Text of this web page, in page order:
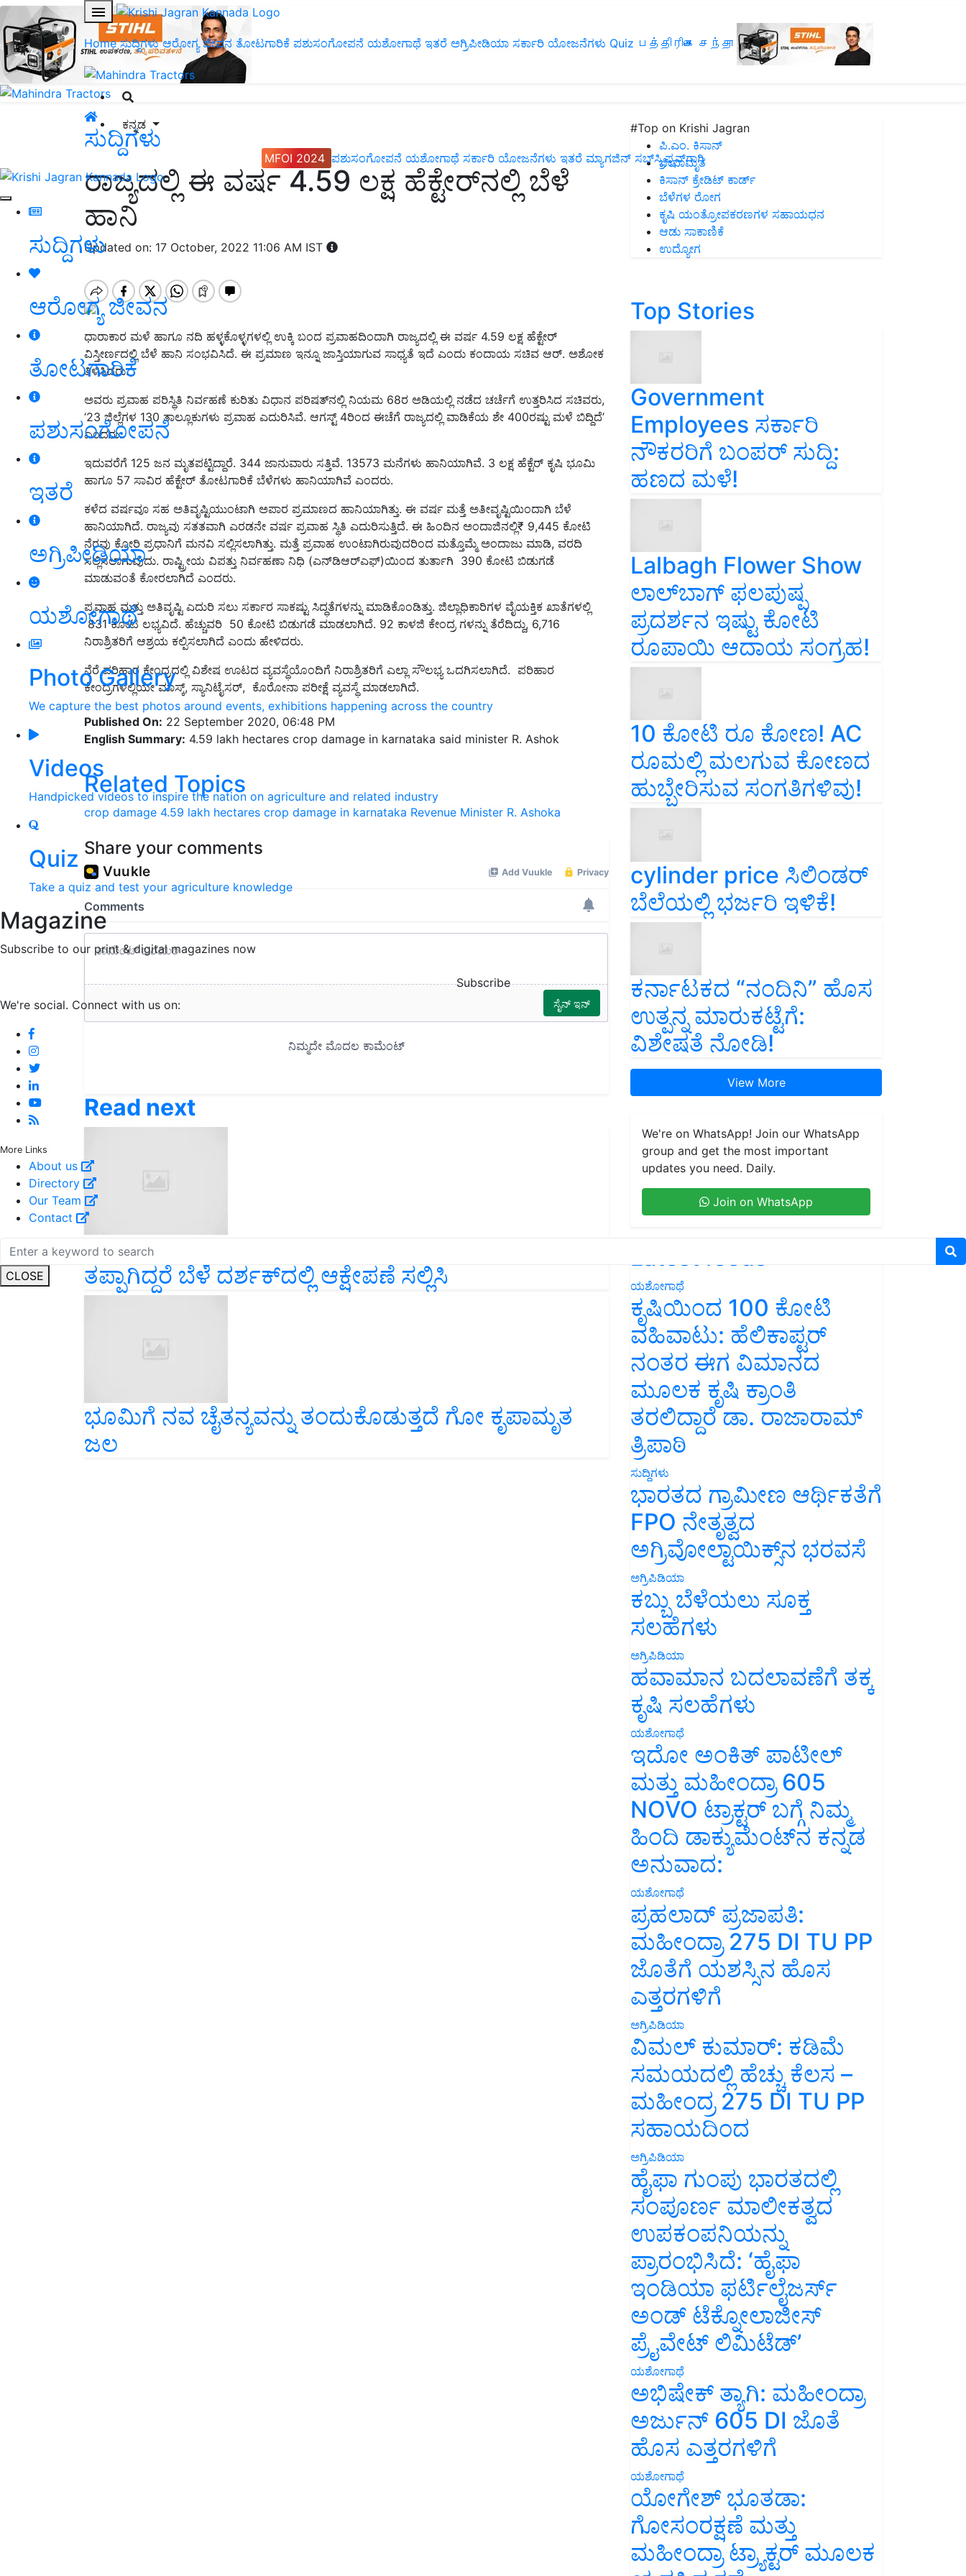
Home ಸುದ್ದಿಗಳು ಆರೋಗ್ಯ ಜೀವನ ತೋಟಗಾರಿಕೆ ಪಶುಸಂಗೋಪನೆ ಯಶೋಗಾಥೆ ಇತರೆ ಅಗ್ರಿಪೀಡಿಯಾ ಸರ್ಕಾರಿ ಯೋಜನೆಗಳು Quiz பத்திரிகை சந்தா
ಕನ್ನಡ
MFOI 2024 ಪಶುಸಂಗೋಪನೆ ಯಶೋಗಾಥೆ ಸರ್ಕಾರಿ ಯೋಜನೆಗಳು ಇತರೆ ಮ್ಯಾಗಜಿನ್‌ ಸಬ್‌ಸ್ಕ್ರಿಪ್ಷನ್‌ಗಾಗಿ
ಸುದ್ದಿಗಳು
ಆರೋಗ್ಯ ಜೀವನ
ತೋಟಗಾರಿಕೆ
ಪಶುಸಂಗೋಪನೆ
ಇತರೆ
ಅಗ್ರಿಪೀಡಿಯಾ
ಯಶೋಗಾಥೆ
Photo Gallery
We capture the best photos around events, exhibitions happening across the country
Videos
Handpicked videos to inspire the nation on agriculture and related industry
Quiz
Take a quiz and test your agriculture knowledge
Magazine
Subscribe to our print & digital magazines now
Subscribe
We're social. Connect with us on:
More Links
About us
Directory
Our Team
Contact
CLOSE
ಸುದ್ದಿಗಳು
ರಾಜ್ಯದಲ್ಲಿ ಈ ವರ್ಷ 4.59 ಲಕ್ಷ ಹೆಕ್ಟೇರ್‌ನಲ್ಲಿ ಬೆಳೆ
ಹಾನಿ
Updated on: 17 October, 2022 11:06 AM IST
ಧಾರಾಕಾರ ಮಳೆ ಹಾಗೂ ನದಿ ಹಳ್ಳಕೊಳ್ಳಗಳಲ್ಲಿ ಉಕ್ಕಿ ಬಂದ ಪ್ರವಾಹದಿಂದಾಗಿ ರಾಜ್ಯದಲ್ಲಿ ಈ ವರ್ಷ 4.59 ಲಕ್ಷ ಹೆಕ್ಟೇರ್‌
ವಿಸ್ತೀರ್ಣದಲ್ಲಿ ಬೆಳೆ ಹಾನಿ ಸಂಭವಿಸಿದೆ. ಈ ಪ್ರಮಾಣ ಇನ್ನೂ ಜಾಸ್ತಿಯಾಗುವ ಸಾಧ್ಯತೆ ಇದೆ ಎಂದು ಕಂದಾಯ ಸಚಿವ ಆರ್‌. ಅಶೋಕ
ತಿಳಿಸಿದರು.
ಅವರು ಪ್ರವಾಹ ಪರಿಸ್ಥಿತಿ ನಿರ್ವಹಣೆ ಕುರಿತು ವಿಧಾನ ಪರಿಷತ್‌ನಲ್ಲಿ ನಿಯಮ 68ರ ಅಡಿಯಲ್ಲಿ ನಡೆದ ಚರ್ಚೆಗೆ ಉತ್ತರಿಸಿದ ಸಚಿವರು,
‘23 ಜಿಲ್ಲೆಗಳ 130 ತಾಲ್ಲೂಕುಗಳು ಪ್ರವಾಹ ಎದುರಿಸಿವೆ. ಆಗಸ್ಟ್‌ 4ರಿಂದ ಈಚೆಗೆ ರಾಜ್ಯದಲ್ಲಿ ವಾಡಿಕೆಯ ಶೇ 400ರಷ್ಟು ಮಳೆ ಬಿದ್ದಿದೆ’
ಎಂದರು.
ಇದುವರೆಗೆ 125 ಜನ ಮೃತಪಟ್ಟಿದ್ದಾರೆ. 344 ಜಾನುವಾರು ಸತ್ತಿವೆ. 13573 ಮನೆಗಳು ಹಾನಿಯಾಗಿವೆ. 3 ಲಕ್ಷ ಹೆಕ್ಟೆರ್ ಕೃಷಿ ಭೂಮಿ
ಹಾಗೂ 57 ಸಾವಿರ ಹೆಕ್ಟೇರ್ ತೋಟಗಾರಿಕೆ ಬೆಳೆಗಳು ಹಾನಿಯಾಗಿವೆ ಎಂದರು.
ಕಳೆದ ವರ್ಷವೂ ಸಹ ಅತಿವೃಷ್ಟಿಯುಂಟಾಗಿ ಅಪಾರ ಪ್ರಮಾಣದ ಹಾನಿಯಾಗಿತ್ತು. ಈ ವರ್ಷ ಮತ್ತೆ ಅತೀವೃಷ್ಟಿಯಿಂದಾಗಿ ಬೆಳೆ
ಹಾನಿಯಾಗಿದೆ. ರಾಜ್ಯವು ಸತತವಾಗಿ ಎರಡನೇ ವರ್ಷ ಪ್ರವಾಹ ಸ್ಥಿತಿ ಎದುರಿಸುತ್ತಿದೆ. ಈ ಹಿಂದಿನ ಅಂದಾಜಿನಲ್ಲಿ₹ 9,445 ಕೋಟಿ
ನೆರವು ಕೋರಿ ಪ್ರಧಾನಿಗೆ ಮನವಿ ಸಲ್ಲಿಸಲಾಗಿತ್ತು. ಮತ್ತೆ ಪ್ರವಾಹ ಉಂಟಾಗಿರುವುದರಿಂದ ಮತ್ತೊಮ್ಮೆ ಅಂದಾಜು ಮಾಡಿ, ವರದಿ
ಸಲ್ಲಿಸಲಾಗುವುದು. ರಾಷ್ಟ್ರೀಯ ವಿಪತ್ತು ನಿರ್ವಹಣಾ ನಿಧಿ (ಎನ್‌ಡಿಆರ್‌ಎಫ್‌)ಯಿಂದ ತುರ್ತಾಗಿ 390 ಕೋಟಿ ಬಿಡುಗಡೆ
ಮಾಡುವಂತೆ ಕೋರಲಾಗಿದೆ ಎಂದರು.
ಪ್ರವಾಹ ಮತ್ತು ಅತಿವೃಷ್ಟಿ ಎದುರಿ ಸಲು ಸರ್ಕಾರ ಸಾಕಷ್ಟು ಸಿದ್ಧತೆಗಳನ್ನು ಮಾಡಿಕೊಂಡಿತ್ತು. ಜಿಲ್ಲಾಧಿಕಾರಿಗಳ ವೈಯಕ್ತಿಕ ಖಾತೆಗಳಲ್ಲಿ
831 ಕೋಟಿ ಲಭ್ಯವಿದೆ. ಹೆಚ್ಚುವರಿ 50 ಕೋಟಿ ಬಿಡುಗಡೆ ಮಾಡಲಾಗಿದೆ. 92 ಕಾಳಜಿ ಕೇಂದ್ರ ಗಳನ್ನು ತೆರೆದಿದ್ದು, 6,716
ನಿರಾಶ್ರಿತರಿಗೆ ಆಶ್ರಯ ಕಲ್ಪಿಸಲಾಗಿದೆ ಎಂದು ಹೇಳಿದರು.
ನೆರೆ ಪರಿಹಾರ ಕೇಂದ್ರದಲ್ಲಿ ವಿಶೇಷ ಊಟದ ವ್ಯವಸ್ಥೆಯೊಂದಿಗೆ ನಿರಾಶ್ರಿತರಿಗೆ ಎಲ್ಲಾ ಸೌಲಭ್ಯ ಒದಗಿಸಲಾಗಿದೆ. ಪರಿಹಾರ
ಕೇಂದ್ರಗಳಲ್ಲಿಯೇ ಮಾಸ್ಕ್, ಸ್ಯಾನಿಟೈಸರ್, ಕೊರೋನಾ ಪರೀಕ್ಷೆ ವ್ಯವಸ್ಥೆ ಮಾಡಲಾಗಿದೆ.
Published On: 22 September 2020, 06:48 PM
English Summary: 4.59 lakh hectares crop damage in karnataka said minister R. Ashok
Related Topics
crop damage 4.59 lakh hectares crop damage in karnataka Revenue Minister R. Ashoka
Share your comments
Read next
ಬೆಳೆ ಸಮೀಕ್ಷೆ ಆ್ಯಪ್‌ನಲ್ಲಿ ಅಪ್‌ಲೋಡ್‌ ಮಾಡಿರುವ ಮಾಹಿತಿ
ತಪ್ಪಾಗಿದ್ದರೆ ಬೆಳೆ ದರ್ಶಕ್‌ದಲ್ಲಿ ಆಕ್ಷೇಪಣೆ ಸಲ್ಲಿಸಿ
ಭೂಮಿಗೆ ನವ ಚೈತನ್ಯವನ್ನು ತಂದುಕೊಡುತ್ತದೆ ಗೋ ಕೃಪಾಮೃತ
ಜಲ
#Top on Krishi Jagran
ಪಿ.ಎಂ. ಕಿಸಾನ್
ಜೀವಾಮೃತ
ಕಿಸಾನ್ ಕ್ರೇಡಿಟ್ ಕಾರ್ಡ್
ಬೆಳೆಗಳ ರೋಗ
ಕೃಷಿ ಯಂತ್ರೋಪಕರಣಗಳ ಸಹಾಯಧನ
ಆಡು ಸಾಕಾಣಿಕೆ
ಉದ್ಯೋಗ
Top Stories
Government
Employees ಸರ್ಕಾರಿ
ನೌಕರರಿಗೆ ಬಂಪರ್‌ ಸುದ್ದಿ:
ಹಣದ ಮಳೆ!
Lalbagh Flower Show
ಲಾಲ್‌ಬಾಗ್ ಫಲಪುಷ್ಪ
ಪ್ರದರ್ಶನ ಇಷ್ಟು ಕೋಟಿ
ರೂಪಾಯಿ ಆದಾಯ ಸಂಗ್ರಹ!
10 ಕೋಟಿ ರೂ ಕೋಣ! AC
ರೂಮಲ್ಲಿ ಮಲಗುವ ಕೋಣದ
ಹುಬ್ಬೇರಿಸುವ ಸಂಗತಿಗಳಿವು!
cylinder price ಸಿಲಿಂಡರ್‌
ಬೆಲೆಯಲ್ಲಿ ಭರ್ಜರಿ ಇಳಿಕೆ!
ಕರ್ನಾಟಕದ “ನಂದಿನಿ” ಹೊಸ
ಉತ್ಪನ್ನ ಮಾರುಕಟ್ಟೆಗೆ:
ವಿಶೇಷತೆ ನೋಡಿ!
View More
We're on WhatsApp! Join our WhatsApp
group and get the most important
updates you need. Daily.
Join on WhatsApp
Latest feeds
ಯಶೋಗಾಥೆ
ಕೃಷಿಯಿಂದ 100 ಕೋಟಿ
ವಹಿವಾಟು: ಹೆಲಿಕಾಪ್ಟರ್
ನಂತರ ಈಗ ವಿಮಾನದ
ಮೂಲಕ ಕೃಷಿ ಕ್ರಾಂತಿ
ತರಲಿದ್ದಾರೆ ಡಾ. ರಾಜಾರಾಮ್
ತ್ರಿಪಾಠಿ
ಸುದ್ದಿಗಳು
ಭಾರತದ ಗ್ರಾಮೀಣ ಆರ್ಥಿಕತೆಗೆ
FPO ನೇತೃತ್ವದ
ಅಗ್ರಿವೋಲ್ಟಾಯಿಕ್ಸ್‌ನ ಭರವಸೆ
ಅಗ್ರಿಪಿಡಿಯಾ
ಕಬ್ಬು ಬೆಳೆಯಲು ಸೂಕ್ತ
ಸಲಹೆಗಳು
ಅಗ್ರಿಪಿಡಿಯಾ
ಹವಾಮಾನ ಬದಲಾವಣೆಗೆ ತಕ್ಕ
ಕೃಷಿ ಸಲಹೆಗಳು
ಯಶೋಗಾಥೆ
ಇದೋ ಅಂಕಿತ್ ಪಾಟೀಲ್
ಮತ್ತು ಮಹೀಂದ್ರಾ 605
NOVO ಟ್ರಾಕ್ಟರ್ ಬಗ್ಗೆ ನಿಮ್ಮ
ಹಿಂದಿ ಡಾಕ್ಯುಮೆಂಟ್‌ನ ಕನ್ನಡ
ಅನುವಾದ:
ಯಶೋಗಾಥೆ
ಪ್ರಹಲಾದ್ ಪ್ರಜಾಪತಿ:
ಮಹೀಂದ್ರಾ 275 DI TU PP
ಜೊತೆಗೆ ಯಶಸ್ಸಿನ ಹೊಸ
ಎತ್ತರಗಳಿಗೆ
ಅಗ್ರಿಪಿಡಿಯಾ
ವಿಮಲ್ ಕುಮಾರ್: ಕಡಿಮೆ
ಸಮಯದಲ್ಲಿ ಹೆಚ್ಚು ಕೆಲಸ –
ಮಹೀಂದ್ರ 275 DI TU PP
ಸಹಾಯದಿಂದ
ಅಗ್ರಿಪಿಡಿಯಾ
ಹೈಫಾ ಗುಂಪು ಭಾರತದಲ್ಲಿ
ಸಂಪೂರ್ಣ ಮಾಲೀಕತ್ವದ
ಉಪಕಂಪನಿಯನ್ನು
ಪ್ರಾರಂಭಿಸಿದೆ: ‘ಹೈಫಾ
ಇಂಡಿಯಾ ಫರ್ಟಿಲೈಜರ್ಸ್
ಅಂಡ್ ಟೆಕ್ನೋಲಾಜೀಸ್
ಪ್ರೈವೇಟ್ ಲಿಮಿಟೆಡ್’
ಯಶೋಗಾಥೆ
ಅಭಿಷೇಕ್ ತ್ಯಾಗಿ: ಮಹೀಂದ್ರಾ
ಅರ್ಜುನ್ 605 DI ಜೊತೆ
ಹೊಸ ಎತ್ತರಗಳಿಗೆ
ಯಶೋಗಾಥೆ
ಯೋಗೇಶ್ ಭೂತಡಾ:
ಗೋಸಂರಕ್ಷಣೆ ಮತ್ತು
ಮಹೀಂದ್ರಾ ಟ್ರ್ಯಾಕ್ಟರ್ ಮೂಲಕ